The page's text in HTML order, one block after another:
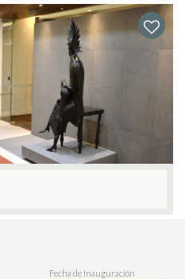
Fecha de Inauguración